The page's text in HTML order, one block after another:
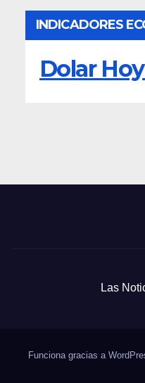
INDICADORES
Dolar
Las
Funciona gracias a